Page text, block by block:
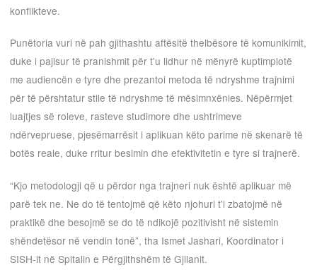
konflikteve.
Punëtoria vuri në pah gjithashtu aftësitë thelbësore të komunikimit,
duke i pajisur të pranishmit për t'u lidhur në mënyrë kuptimplotë
me audiencën e tyre dhe prezantoi metoda të ndryshme trajnimi
për të përshtatur stile të ndryshme të mësimnxënies. Nëpërmjet
luajtjes së roleve, rasteve studimore dhe ushtrimeve
ndërvepruese, pjesëmarrësit i aplikuan këto parime në skenarë të
botës reale, duke rritur besimin dhe efektivitetin e tyre si trajnerë.
“Kjo metodologji që u përdor nga trajneri nuk është aplikuar më
parë tek ne. Ne do të tentojmë që këto njohuri t'i zbatojmë në
praktikë dhe besojmë se do të ndikojë pozitivisht në sistemin
shëndetësor në vendin tonë”, tha Ismet Jashari, Koordinator i
SISH-it në Spitalin e Përgjithshëm të Gjilanit.